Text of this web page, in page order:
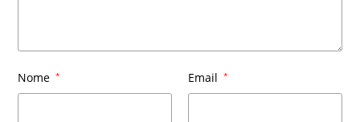
Nome * Email *